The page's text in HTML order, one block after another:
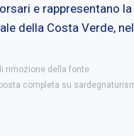
e rappresentano
della Costa Verde,
rimozione della fonte
completa su